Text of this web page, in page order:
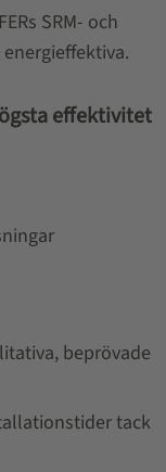
SRM- och
effektivitet
beprövade
tack